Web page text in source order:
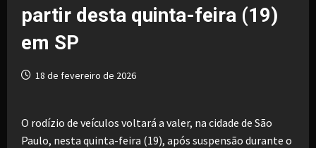
partir desta quinta-feira (19)
em SP
18 de fevereiro de 2026
O rodízio de veículos voltará a valer, na cidade de São
Paulo, nesta quinta-feira (19), após suspensão durante o